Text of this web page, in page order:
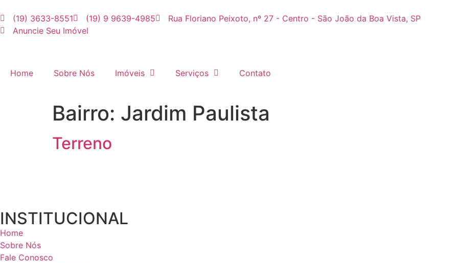
(19) 3633-8551 (19) 9 9639-4985
Rua Floriano Peixoto, nº 27 - Centro - São João da Boa Vista, SP
Anuncie Seu Imóvel
Home Sobre Nós Imóveis Serviços Contato
Bairro: Jardim Paulista
Terreno
INSTITUCIONAL
Home
Sobre Nós
Fale Conosco